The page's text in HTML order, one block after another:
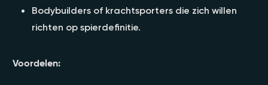
Bodybuilders of krachtsporters die zich willen
richten op spierdefinitie.
Voordelen: